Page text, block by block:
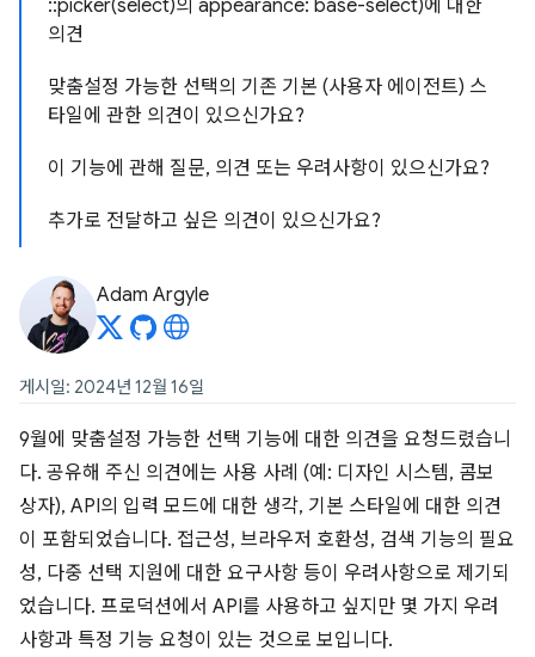
::picker(select)의 appearance: base-select)에 대한
의견
맞춤설정 가능한 선택의 기존 기본 (사용자 에이전트) 스
타일에 관한 의견이 있으신가요?
이 기능에 관해 질문, 의견 또는 우려사항이 있으신가요?
추가로 전달하고 싶은 의견이 있으신가요?
Adam Argyle
게시일: 2024년 12월 16일
9월에 맞춤설정 가능한 선택 기능에 대한 의견을 요청드렸습니
다. 공유해 주신 의견에는 사용 사례 (예: 디자인 시스템, 콤보
상자), API의 입력 모드에 대한 생각, 기본 스타일에 대한 의견
이 포함되었습니다. 접근성, 브라우저 호환성, 검색 기능의 필요
성, 다중 선택 지원에 대한 요구사항 등이 우려사항으로 제기되
었습니다. 프로덕션에서 API를 사용하고 싶지만 몇 가지 우려
사항과 특정 기능 요청이 있는 것으로 보입니다.